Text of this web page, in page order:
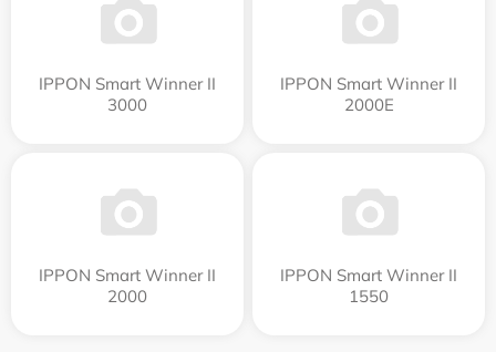
IPPON Smart Winner II
3000
IPPON Smart Winner II
2000E
IPPON Smart Winner II
2000
IPPON Smart Winner II
1550